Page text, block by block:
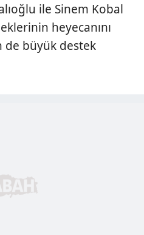
ile Sinem Kobal
heyecanını
de büyük destek